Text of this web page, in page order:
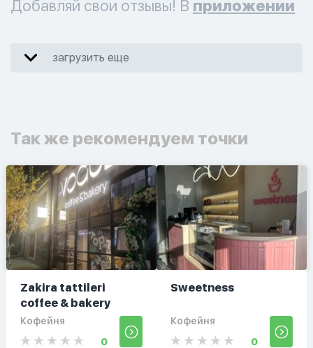
Добавляй свои отзывы! В приложении
загрузить еще
Так же рекомендуем точки
Zakira tattileri
coffee & bakery
Кофейня
0
Sweetness
Кофейня
0